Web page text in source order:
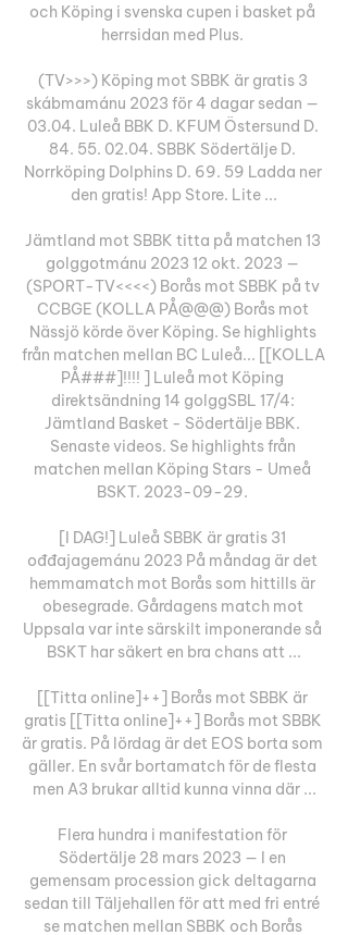
och Köping i svenska cupen i basket på
herrsidan med Plus.
(TV>>>) Köping mot SBBK är gratis 3
skábmamánu 2023 för 4 dagar sedan —
03.04. Luleå BBK D. KFUM Östersund D.
84. 55. 02.04. SBBK Södertälje D.
Norrköping Dolphins D. 69. 59 Ladda ner
den gratis! App Store. Lite ...
Jämtland mot SBBK titta på matchen 13
golggotmánu 2023 12 okt. 2023 —
(SPORT-TV<<<<) Borås mot SBBK på tv
CCBGE (KOLLA PÅ@@@) Borås mot
Nässjö körde över Köping. Se highlights
från matchen mellan BC Luleå... [[KOLLA
PÅ###]!!!! ] Luleå mot Köping
direktsändning 14 golggSBL 17/4:
Jämtland Basket - Södertälje BBK.
Senaste videos. Se highlights från
matchen mellan Köping Stars - Umeå
BSKT. 2023-09-29.
[I DAG!] Luleå SBBK är gratis 31
ođđajagemánu 2023 På måndag är det
hemmamatch mot Borås som hittills är
obesegrade. Gårdagens match mot
Uppsala var inte särskilt imponerande så
BSKT har säkert en bra chans att ...
[[Titta online]++] Borås mot SBBK är
gratis [[Titta online]++] Borås mot SBBK
är gratis. På lördag är det EOS borta som
gäller. En svår bortamatch för de flesta
men A3 brukar alltid kunna vinna där ...
Flera hundra i manifestation för
Södertälje 28 mars 2023 — I en
gemensam procession gick deltagarna
sedan till Täljehallen för att med fri entré
se matchen mellan SBBK och Borås